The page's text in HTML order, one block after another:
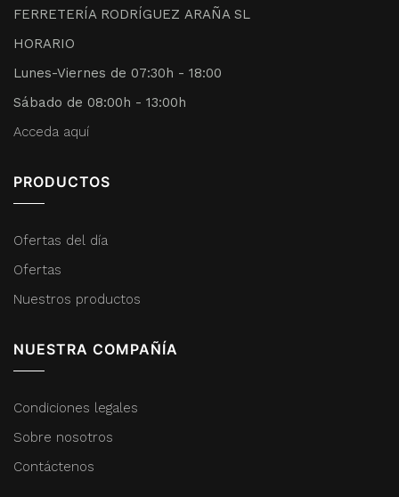
FERRETERÍA RODRÍGUEZ ARAÑA SL
HORARIO
Lunes-Viernes de 07:30h - 18:00
Sábado de 08:00h - 13:00h
Acceda aquí
PRODUCTOS
Ofertas del día
Ofertas
Nuestros productos
NUESTRA COMPAÑÍA
Condiciones legales
Sobre nosotros
Contáctenos